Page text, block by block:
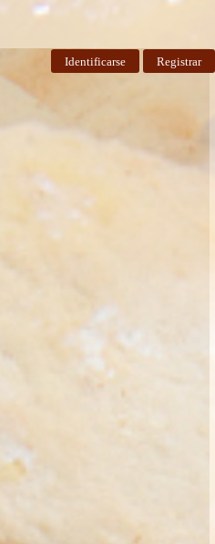
Identificarse Registrar